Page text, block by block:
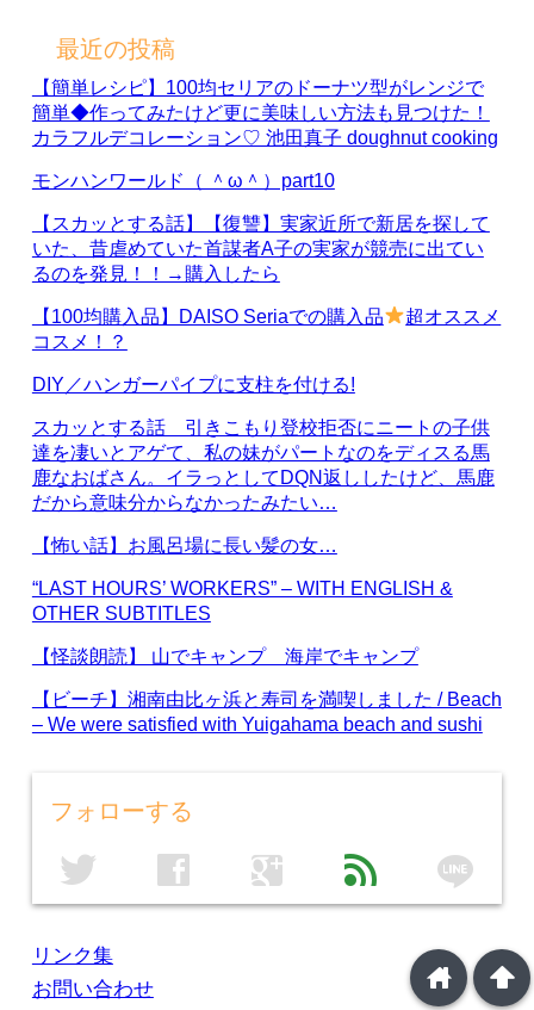
最近の投稿
【簡単レシピ】100均セリアのドーナツ型がレンジで
簡単◆作ってみたけど更に美味しい方法も見つけた！
カラフルデコレーション♡ 池田真子 doughnut cooking
モンハンワールド（ ＾ω＾）part10
【スカッとする話】【復讐】実家近所で新居を探して
いた、昔虐めていた首謀者A子の実家が競売に出てい
るのを発見！！→購入したら
【100均購入品】DAISO Seriaでの購入品
超オススメ
コスメ！？
DIY／ハンガーパイプに支柱を付ける!
スカッとする話 引きこもり登校拒否にニートの子供
達を凄いとアゲて、私の妹がパートなのをディスる馬
鹿なおばさん。イラっとしてDQN返ししたけど、馬鹿
だから意味分からなかったみたい…
【怖い話】お風呂場に長い髪の女…
“LAST HOURS’ WORKERS” – WITH ENGLISH &
OTHER SUBTITLES
【怪談朗読】 山でキャンプ 海岸でキャンプ
【ビーチ】湘南由比ヶ浜と寿司を満喫しました / Beach
– We were satisfied with Yuigahama beach and sushi
フォローする
twitter facebook google feed line
リンク集
お問い合わせ
arrowup
home